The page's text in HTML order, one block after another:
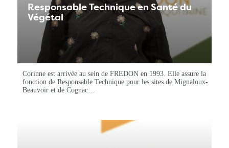
Responsable Technique en Santé du
Végétal
Corinne est arrivée au sein de FREDON en 1993. Elle assure la
fonction de Responsable Technique pour les sites de Mignaloux-
Beauvoir et de Cognac…